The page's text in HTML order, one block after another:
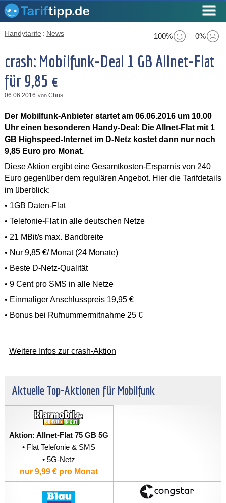
100% 0%
Handytarife : News
crash: Mobilfunk-Deal 1 GB Allnet-Flat
für 9,85 €
06.06.2016 von Chris
Der Mobilfunk-Anbieter startet am 06.06.2016 um 10.00
Uhr einen besonderen Handy-Deal: Die Allnet-Flat mit 1
GB Highspeed-Internet im D-Netz kostet dann nur noch
9,85 Euro pro Monat.
Diese Aktion ergibt eine Gesamtkosten-Ersparnis von 240
Euro gegenüber dem regulären Angebot. Hier die Tarifdetails
im überblick:
• 1GB Daten-Flat
• Telefonie-Flat in alle deutschen Netze
• 21 MBit/s max. Bandbreite
• Nur 9,85 €/ Monat (24 Monate)
• Beste D-Netz-Qualität
• 9 Cent pro SMS in alle Netze
• Einmaliger Anschlusspreis 19,95 €
• Bonus bei Rufnummermitnahme 25 €
Weitere Infos zur crash-Aktion
Aktuelle Top-Aktionen für Mobilfunk
Aktion: Allnet-Flat 75 GB 5G
• Flat Telefonie & SMS
• 5G-Netz
nur 9,99 € pro Monat